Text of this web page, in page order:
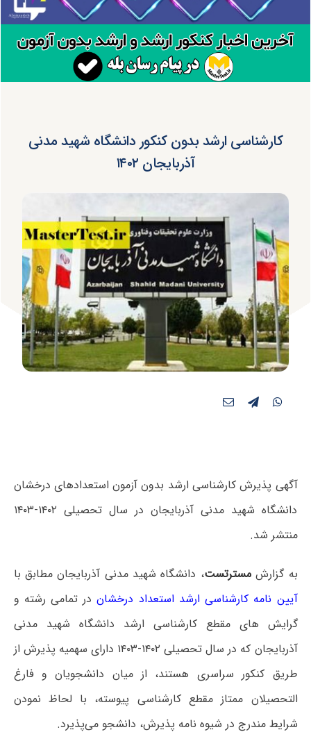
کارشناسی ارشد بدون کنکور دانشگاه شهید مدنی
آذربایجان ۱۴۰۲
آگهی پذیرش کارشناسی ارشد بدون آزمون استعدادهای درخشان
دانشگاه شهید مدنی آذربایجان در سال تحصیلی ۱۴۰۲-۱۴۰۳
منتشر شد.
به گزارشمسترتست، دانشگاه شهید مدنی آذربایجان مطابق با
آیین نامه کارشناسی ارشد استعداد درخشاندر تمامی رشته و
گرایش های مقطع کارشناسی ارشد دانشگاه شهید مدنی
آذربایجان که در سال تحصیلی ۱۴۰۲-۱۴۰۳ دارای سهمیه پذیرش از
طریق کنکور سراسری هستند، از میان دانشجویان و فارغ
التحصیلان ممتاز مقطع کارشناسی پیوسته، با لحاظ نمودن
شرایط مندرج در شیوه نامه پذیرش، دانشجو می‌پذیرد.